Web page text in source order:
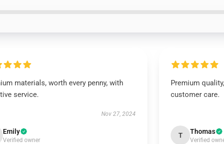
materials, worth every penny, with
service.
Nov 27, 2024
Emily
Verified owner
Premium
customer care.
T Thomas
Verified